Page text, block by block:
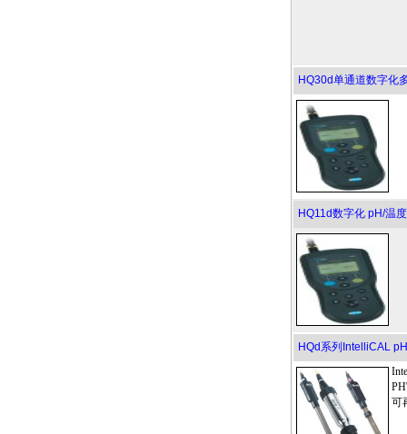
HQ30d单通道数字化
HQ11d数字化 pH/温
HQd系列IntelliCAL
可